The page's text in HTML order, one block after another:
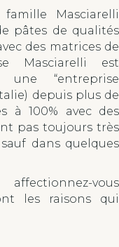
Masciarelli
pâtes de qualités
des matrices de
Masciarelli est
une “entreprise
depuis plus de
à 100% avec des
pas toujours très
dans quelques
vous
les raisons qui